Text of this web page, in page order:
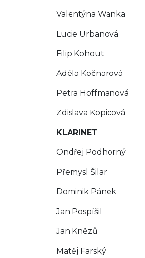
Valentýna Wanka
Lucie Urbanová
Filip Kohout
Adéla Kočnarová
Petra Hoffmanová
Zdislava Kopicová
KLARINET
Ondřej Podhorný
Přemysl Šilar
Dominik Pánek
Jan Pospíšil
Jan Knězů
Matěj Farský